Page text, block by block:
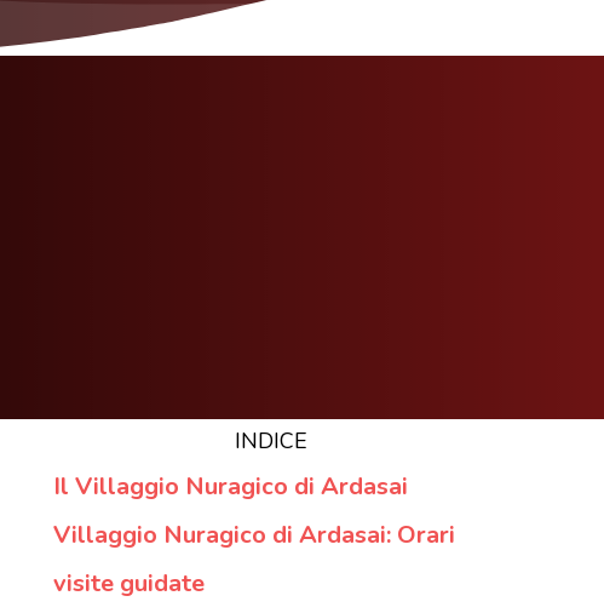
INDICE
Il Villaggio Nuragico di Ardasai
Villaggio Nuragico di Ardasai: Orari
visite guidate